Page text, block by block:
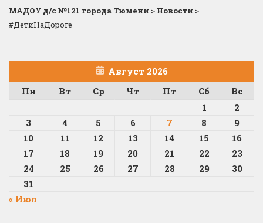
МАДОУ д/с №121 города Тюмени > Новости >
#ДетиНаДороге
Август 2026
Пн
Вт Ср Чт Пт Сб
Вс
1
2
3
4 5 6 7 8
9
10
11 12 13 14 15
16
17
18 19 20 21 22
23
24
25 26 27 28 29
30
31
« Июл